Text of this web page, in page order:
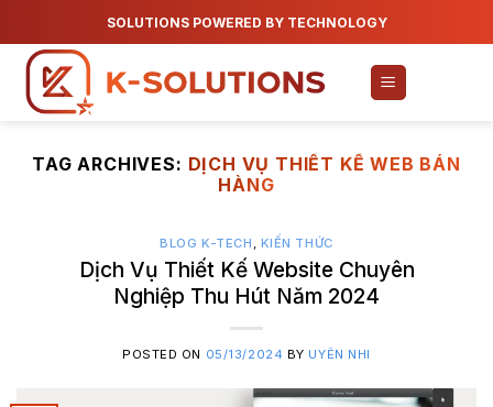
to
content
SOLUTIONS POWERED BY TECHNOLOGY
TAG ARCHIVES: DỊCH VỤ THIẾT KẾ WEB BÁN
HÀNG
BLOG K-TECH , KIẾN THỨC
Dịch Vụ Thiết Kế Website Chuyên
Nghiệp Thu Hút Năm 2024
POSTED ON 05/13/2024 BY UYÊN NHI